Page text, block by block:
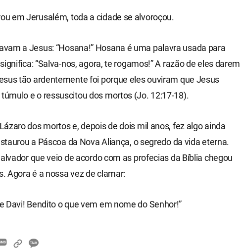
em Jerusalém, toda a cidade se alvoroçou.
a Jesus: “Hosana!” Hosana é uma palavra usada para
“Salva-nos, agora, te rogamos!” A razão de eles darem
tão ardentemente foi porque eles ouviram que Jesus
e o ressuscitou dos mortos (Jo. 12:17-18).
dos mortos e, depois de dois mil anos, fez algo ainda
a Páscoa da Nova Aliança, o segredo da vida eterna.
que veio de acordo com as profecias da Bíblia chegou
Agora é a nossa vez de clamar:
Davi! Bendito o que vem em nome do Senhor!”
카